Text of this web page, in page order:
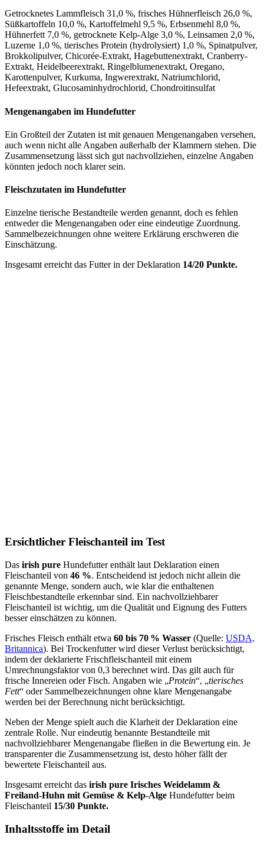
Getrocknetes Lammfleisch 31,0 %, frisches Hühnerfleisch 26,0 %,
Süßkartoffeln 10,0 %, Kartoffelmehl 9,5 %, Erbsenmehl 8,0 %,
Hühnerfett 7,0 %, getrocknete Kelp-Alge 3,0 %, Leinsamen 2,0 %,
Luzerne 1,0 %, tierisches Protein (hydrolysiert) 1,0 %, Spinatpulver,
Brokkolipulver, Chicorée-Extrakt, Hagebuttenextrakt, Cranberry-
Extrakt, Heidelbeerextrakt, Ringelblumenextrakt, Oregano,
Karottenpulver, Kurkuma, Ingwerextrakt, Natriumchlorid,
Hefeextrakt, Glucosaminhydrochlorid, Chondroitinsulfat
Mengenangaben im Hundefutter
Ein Großteil der Zutaten ist mit genauen Mengenangaben versehen,
auch wenn nicht alle Angaben außerhalb der Klammern stehen. Die
Zusammensetzung lässt sich gut nachvollziehen, einzelne Angaben
könnten jedoch noch klarer sein.
Fleischzutaten im Hundefutter
Einzelne tierische Bestandteile werden genannt, doch es fehlen
entweder die Mengenangaben oder eine eindeutige Zuordnung.
Sammelbezeichnungen ohne weitere Erklärung erschweren die
Einschätzung.
Insgesamt erreicht das Futter in der Deklaration 14/20 Punkte.
Ersichtlicher Fleischanteil im Test
Das irish pure Hundefutter enthält laut Deklaration einen
Fleischanteil von 46 %. Entscheidend ist jedoch nicht allein die
genannte Menge, sondern auch, wie klar die enthaltenen
Fleischbestandteile erkennbar sind. Ein nachvollziehbarer
Fleischanteil ist wichtig, um die Qualität und Eignung des Futters
besser einschätzen zu können.
Frisches Fleisch enthält etwa 60 bis 70 % Wasser (Quelle: USDA,
Britannica). Bei Trockenfutter wird dieser Verlust berücksichtigt,
indem der deklarierte Frischfleischanteil mit einem
Umrechnungsfaktor von 0,3 berechnet wird. Das gilt auch für
frische Innereien oder Fisch. Angaben wie „Protein“, „tierisches
Fett“ oder Sammelbezeichnungen ohne klare Mengenangabe
werden bei der Berechnung nicht berücksichtigt.
Neben der Menge spielt auch die Klarheit der Deklaration eine
zentrale Rolle. Nur eindeutig benannte Bestandteile mit
nachvollziehbarer Mengenangabe fließen in die Bewertung ein. Je
transparenter die Zusammensetzung ist, desto höher fällt der
bewertete Fleischanteil aus.
Insgesamt erreicht das irish pure Irisches Weidelamm &
Freiland-Huhn mit Gemüse & Kelp-Alge Hundefutter beim
Fleischanteil 15/30 Punkte.
Inhaltsstoffe im Detail